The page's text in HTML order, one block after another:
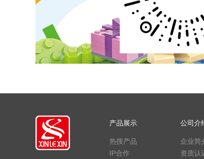
产品展示
热搜产品
IP合作
公司介
企业简
资质认